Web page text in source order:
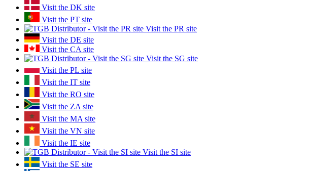
Visit the DK site
Visit the PT site
Visit the PR site
Visit the DE site
Visit the CA site
Visit the SG site
Visit the PL site
Visit the IT site
Visit the RO site
Visit the ZA site
Visit the MA site
Visit the VN site
Visit the IE site
Visit the SI site
Visit the SE site